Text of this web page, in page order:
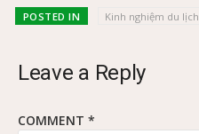
POSTED IN Kinh nghiệm du lịch
Leave a Reply
COMMENT *